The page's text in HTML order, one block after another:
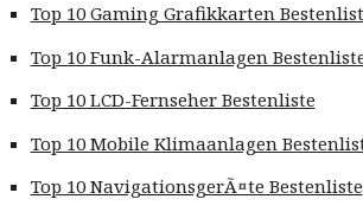
Top 10 Gaming Grafikkarten
Top 10 Funk-Alarmanlagen
Top 10 LCD-Fernseher Bestenliste
Top 10 Mobile Klimaanlagen
Top 10 NavigationsgerÃ¤te Bestenliste